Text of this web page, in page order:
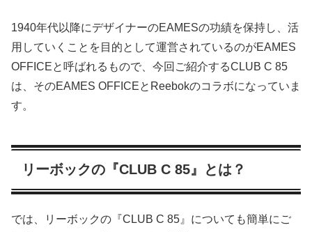
1940年代以降にデザイナーのEAMESの功績を保持し、活
用していくことを目的として運営されているのがEAMES
OFFICEと呼ばれるもので、今回ご紹介するCLUB C 85
は、そのEAMES OFFICEとReebokのコラボになっていま
す。
リーボックの『CLUB C 85』とは？
では、リーボックの『CLUB C 85』についても簡単にご